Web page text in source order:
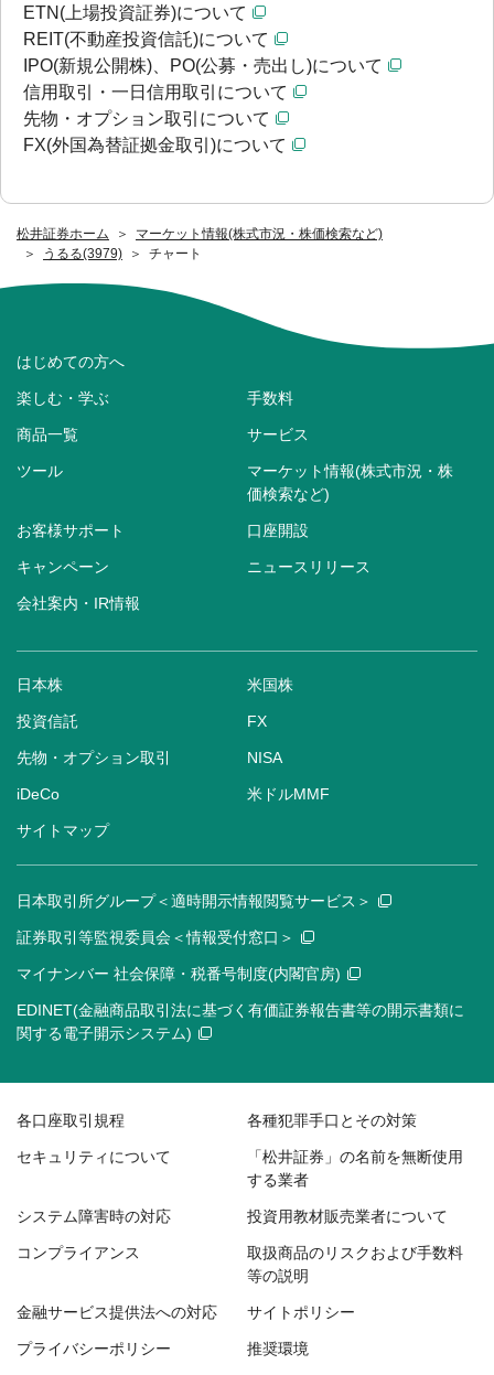
松井証券ホーム
マーケット情報(株式市況・株価検索など)
うるる(3979)
チャート
ETN(上場投資証券)について
REIT(不動産投資信託)について
IPO(新規公開株)、PO(公募・売出し)について
信用取引・一日信用取引について
先物・オプション取引について
FX(外国為替証拠金取引)について
はじめての方へ
楽しむ・学ぶ 手数料
商品一覧 サービス
ツール
マーケット情報(株式市況・株
価検索など)
お客様サポート 口座開設
キャンペーン ニュースリリース
会社案内・IR情報
日本株 米国株
投資信託 FX
先物・オプション取引 NISA
iDeCo 米ドルMMF
サイトマップ
日本取引所グループ＜適時開示情報閲覧サービス＞
証券取引等監視委員会＜情報受付窓口＞
マイナンバー 社会保障・税番号制度(内閣官房)
EDINET(金融商品取引法に基づく有価証券報告書等の開示書類に
関する電子開示システム)
各口座取引規程 各種犯罪手口とその対策
セキュリティについて
「松井証券」の名前を無断使用
する業者
システム障害時の対応 投資用教材販売業者について
コンプライアンス
取扱商品のリスクおよび手数料
等の説明
金融サービス提供法への対応 サイトポリシー
プライバシーポリシー 推奨環境